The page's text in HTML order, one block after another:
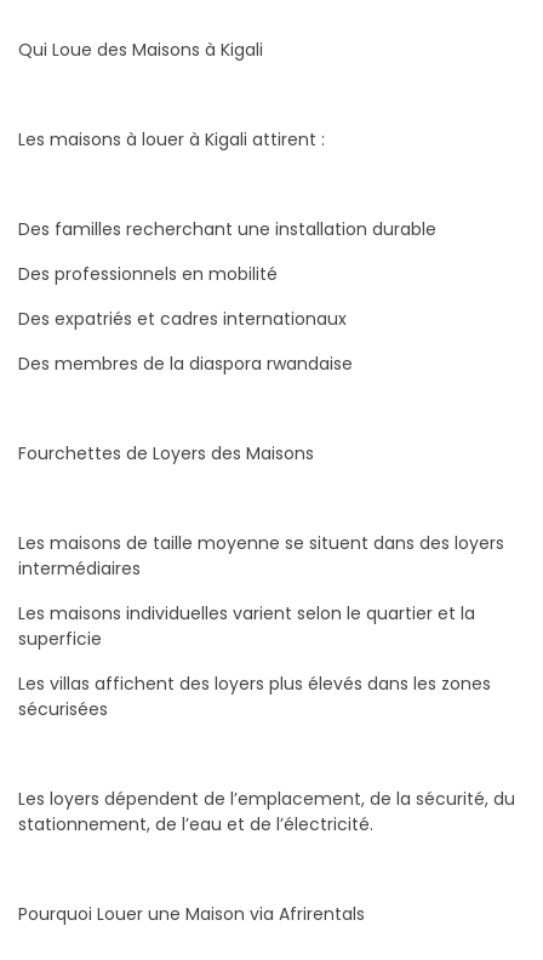
Qui Loue des Maisons à Kigali
Les maisons à louer à Kigali attirent :
Des familles recherchant une installation durable
Des professionnels en mobilité
Des expatriés et cadres internationaux
Des membres de la diaspora rwandaise
Fourchettes de Loyers des Maisons
Les maisons de taille moyenne se situent dans des loyers
intermédiaires
Les maisons individuelles varient selon le quartier et la
superficie
Les villas affichent des loyers plus élevés dans les zones
sécurisées
Les loyers dépendent de l’emplacement, de la sécurité, du
stationnement, de l’eau et de l’électricité.
Pourquoi Louer une Maison via Afrirentals